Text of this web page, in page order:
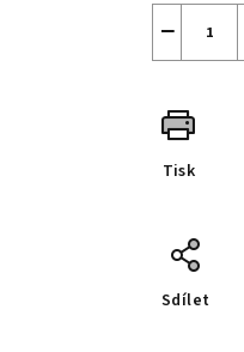
−
Tisk
Sdílet